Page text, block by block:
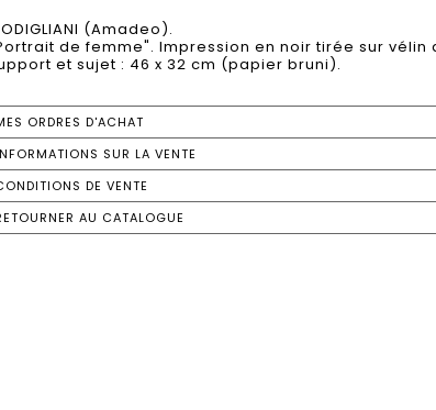
(Amadeo).
de femme". Impression en noir tirée sur vélin
et sujet : 46 x 32 cm (papier bruni).
ORDRES D'ACHAT
SUR LA VENTE
DE VENTE
AU CATALOGUE